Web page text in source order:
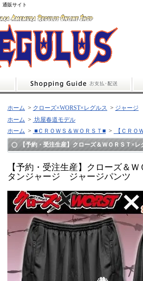
販サイト
ホーム > クローズ×WORST×レグルス > ジャージ
ホーム > 坊屋春道モデル
ホーム > ■ＣＲＯＷＳ＆ＷＯＲＳＴ■ > 【ＣＲＯ
【予約・受注生産】クローズ＆ＷＯＲＳＴ
【予約・受注生産】クローズ＆
タンジャージ ジャージパンツ